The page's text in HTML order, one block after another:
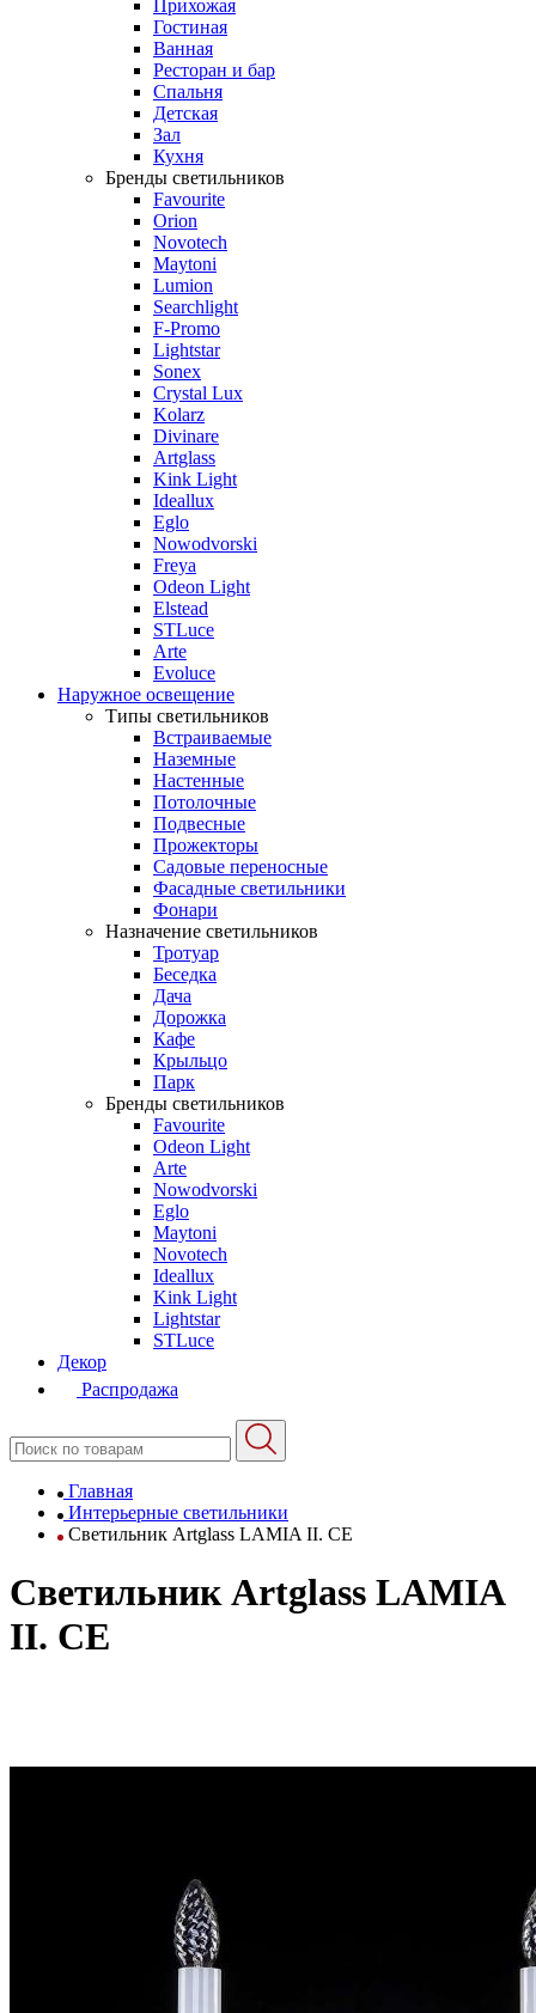
Прихожая
Гостиная
Ванная
Ресторан и бар
Спальня
Детская
Зал
Кухня
Бренды светильников
Favourite
Orion
Novotech
Maytoni
Lumion
Searchlight
F-Promo
Lightstar
Sonex
Crystal Lux
Kolarz
Divinare
Artglass
Kink Light
Ideallux
Eglo
Nowodvorski
Freya
Odeon Light
Elstead
STLuce
Arte
Evoluce
Наружное освещение
Типы светильников
Встраиваемые
Наземные
Настенные
Потолочные
Подвесные
Прожекторы
Садовые переносные
Фасадные светильники
Фонари
Назначение светильников
Тротуар
Беседка
Дача
Дорожка
Кафе
Крыльцо
Парк
Бренды светильников
Favourite
Odeon Light
Arte
Nowodvorski
Eglo
Maytoni
Novotech
Ideallux
Kink Light
Lightstar
STLuce
Декор
Распродажа
Главная
Интерьерные светильники
Светильник Artglass LAMIA II. CE
Светильник Artglass LAMIA
II. CE